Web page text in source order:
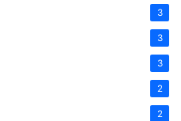
3
3
3
2
2